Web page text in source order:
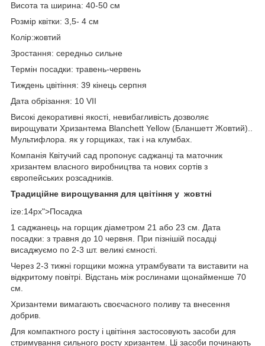
Висота та ширина: 40-50 см
Розмір квітки: 3,5- 4 см
Колір:жовтий
Зростання: середньо сильне
Термін посадки: травень-червень
Тиждень цвітіння: 39 кінець серпня
Дата обрізання: 10 VII
Високі декоративні якості, невибагливість дозволяє
вирощувати Хризантема Blanchett Yellow (Бланшетт Жовтий)..
Мультифлора. як у горщиках, так і на клумбах.
Компанія Квітучий сад пропонує саджанці та маточник
хризантем власного виробництва та нових сортів з
європейських розсадників.
Традиційне вирощування для цвітіння у жовтні
ize:14px">Посадка
1 саджанець на горщик діаметром 21 або 23 см. Дата
посадки: з травня до 10 червня. При пізнішій посадці
висаджуємо по 2-3 шт. великі ємності.
Через 2-3 тижні горщики можна утрамбувати та виставити на
відкритому повітрі. Відстань між рослинами щонайменше 70
см.
Хризантеми вимагають своєчасного поливу та внесення
добрив.
Для компактного росту і цвітіння застосовують засоби для
стримування сильного росту хризантем. Ці засоби починають